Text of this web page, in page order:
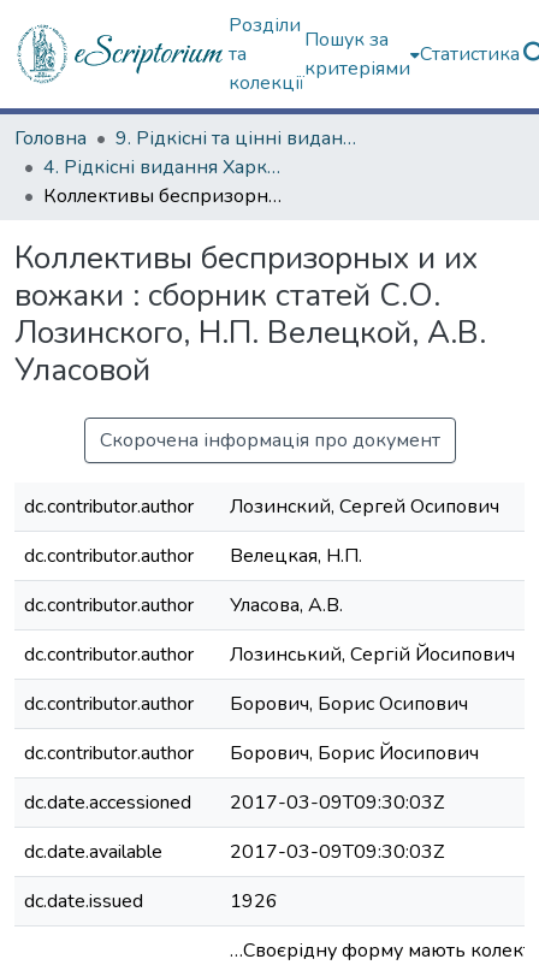
Розділи
та
колекції
Пошук за
критеріями
Статистика
Головна
9. Рідкісні та цінні видання
4. Рідкісні видання Харкова ХХ ст.
Коллективы беспризорных и их вожаки : сборник статей С.О. Лозинского, Н.П. Велецкой, А.В. Уласовой
Коллективы беспризорных и их
вожаки : сборник статей С.О.
Лозинского, Н.П. Велецкой, А.В.
Уласовой
Скорочена інформація про документ
dc.contributor.author
Лозинский, Сергей Осипович
dc.contributor.author
Велецкая, Н.П.
dc.contributor.author
Уласова, А.В.
dc.contributor.author
Лозинський, Сергій Йосипович
dc.contributor.author
Борович, Борис Осипович
dc.contributor.author
Борович, Борис Йосипович
dc.date.accessioned
2017-03-09T09:30:03Z
dc.date.available
2017-03-09T09:30:03Z
dc.date.issued
1926
…Своєрідну форму мають